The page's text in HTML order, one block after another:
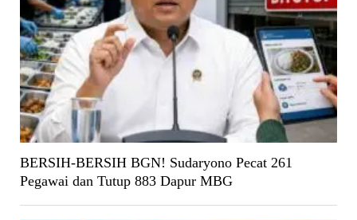
BERSIH-BERSIH BGN! Sudaryono Pecat 261
Pegawai dan Tutup 883 Dapur MBG